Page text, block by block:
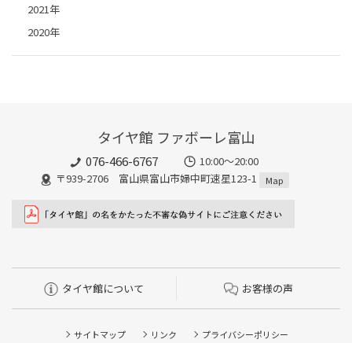
2021年
2020年
タイヤ館 ファボーレ富山
076-466-6767
10:00～20:00
〒939-2706 富山県富山市婦中町速星123-1
Map
タイヤ館について お客様の声
サイトマップ リンク
プライバシーポリシー